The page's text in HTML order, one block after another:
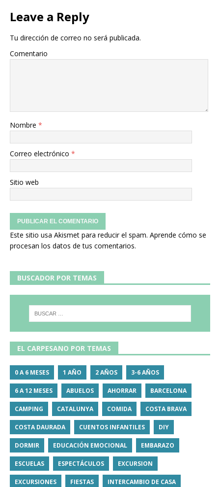
Leave a Reply
Tu dirección de correo no será publicada.
Comentario
Nombre *
Correo electrónico *
Sitio web
Este sitio usa Akismet para reducir el spam. Aprende cómo se
procesan los datos de tus comentarios.
BUSCADOR POR TEMAS
EL CARPESANO POR TEMAS
0 A 6 MESES 1 AÑO 2 AÑOS 3-6 AÑOS
6 A 12 MESES ABUELOS AHORRAR BARCELONA
CAMPING CATALUNYA COMIDA COSTA BRAVA
COSTA DAURADA CUENTOS INFANTILES DIY
DORMIR EDUCACIÓN EMOCIONAL EMBARAZO
ESCUELAS ESPECTÁCULOS EXCURSION
EXCURSIONES FIESTAS INTERCAMBIO DE CASA